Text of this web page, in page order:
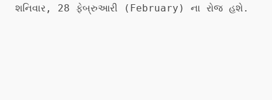
શનિવાર, 28 ફેબ્રુઆરી (February) ના રોજ હશે.